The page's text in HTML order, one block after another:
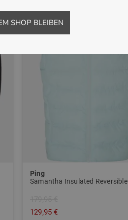
Ping
129,95 €
SHOP BLEIBEN